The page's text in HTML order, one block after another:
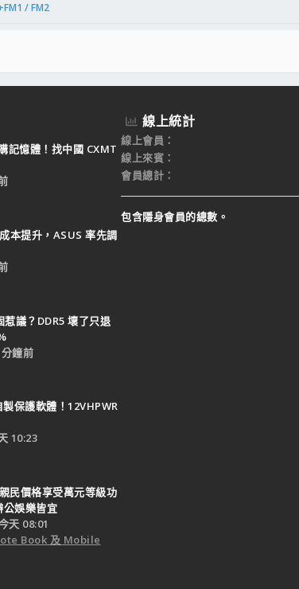
/ FM2
記憶體！找中國 CXMT
本提升，ASUS 率先調
議？DDR5 壞了只退
鐘前
保護軟體！12VHPWR
10:23
民價格享受萬元等級功
公娛樂皆宜
天 08:01
Book 及 Mobile
線上統計
線上會員
線上來賓
會員總計
包含隱身會員的總數。